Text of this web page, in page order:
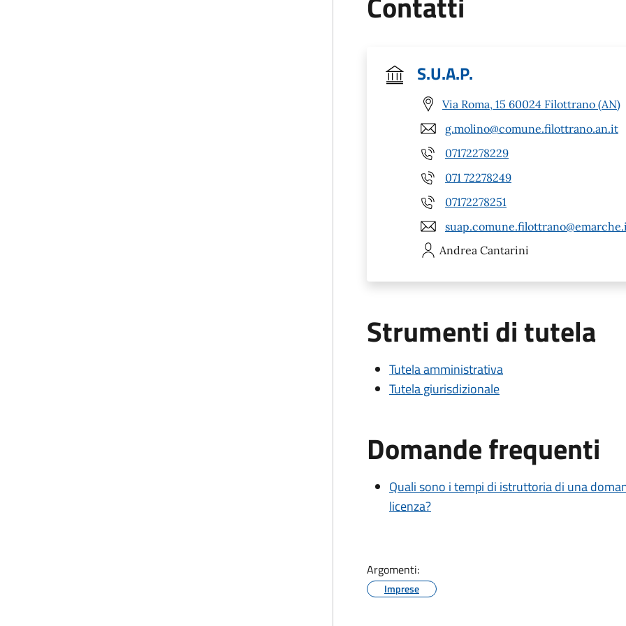
S.U.A.P.
Via Roma, 15 60024 Filottrano (AN)
g.molino@comune.filottrano.an.it
07172278229
071 72278249
07172278251
Andrea Cantarini
Strumenti di tutela
Tutela amministrativa
Tutela giurisdizionale
Domande frequenti
Quali sono i tempi di istruttoria di una
licenza?
Argomenti:
Imprese